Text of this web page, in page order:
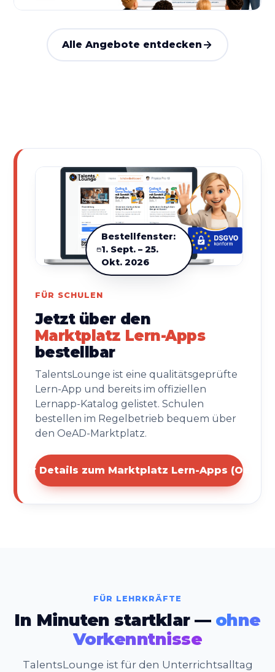
Alle Angebote entdecken
Bestellfenster:
1. Sept. – 25.
Okt. 2026
FÜR SCHULEN
Jetzt über den
Marktplatz Lern-Apps
bestellbar
TalentsLounge ist eine qualitätsgeprüfte
Lern-App und bereits im offiziellen
Lernapp-Katalog gelistet. Schulen
bestellen im Regelbetrieb bequem über
den OeAD-Marktplatz.
Mehr Details zum Marktplatz Lern-Apps (OeAD)
FÜR LEHRKRÄFTE
In Minuten startklar — ohne
Vorkenntnisse
TalentsLounge ist für den Unterrichtsalltag